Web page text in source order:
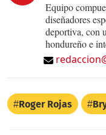
Equipo
diseñadores
deportiva, con
hondureño e
Roger Rojas